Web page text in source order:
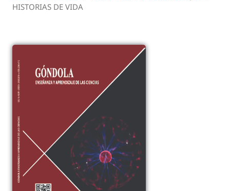
HISTORIAS DE VIDA